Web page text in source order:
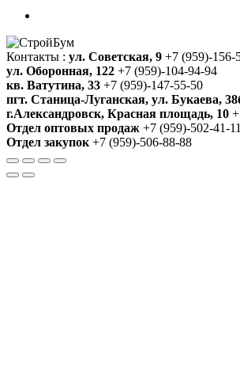
Контакты : ул. Советская, 9 +7 (959)-156-
ул. Оборонная, 122 +7 (959)-104-94-94
кв. Ватутина, 33 +7 (959)-147-55-50
пгт. Станица-Луганская, ул. Букаева,
г.Александровск, Красная площадь, 10
Отдел оптовых продаж +7 (959)-502-41-11
Отдел закупок +7 (959)-506-88-88